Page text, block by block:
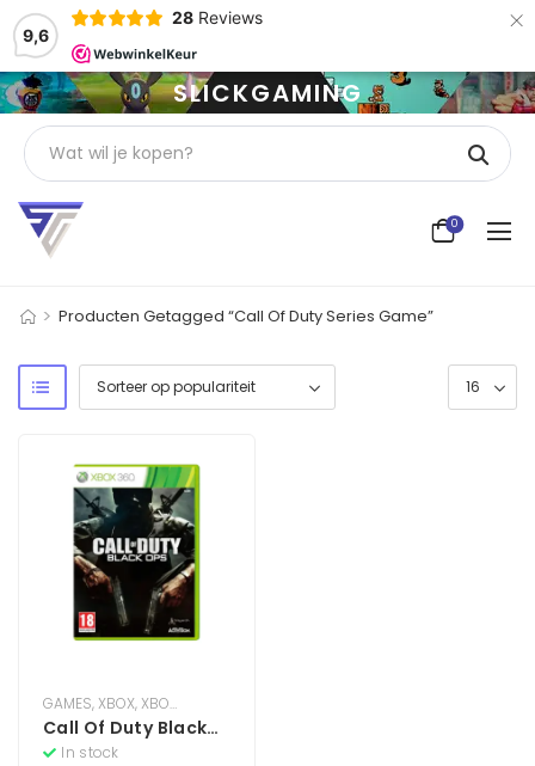
9,6
28 Reviews ×
SLICKGAMING
0
> Producten Getagged “Call Of Duty Series Game”
GAMES,XBOX,XBOX 360
Call Of Duty Black
OpsIn stock